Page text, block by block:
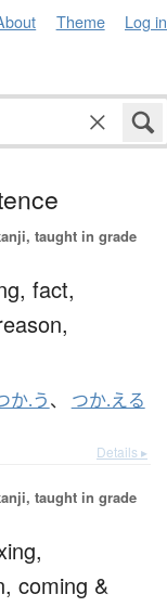
Theme Log in
taught in grade
fact,
か.う、 つか.える
Details ▸
taught in grade
coming &